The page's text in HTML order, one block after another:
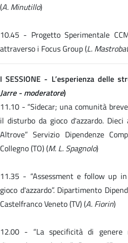
(A. Minutillo)
10.45 - Progetto Sperimentale
attraverso i Focus Group (L.
I SESSIONE - L’esperienza delle
Jarre - moderatore)
11.10 - “Sidecar; una comunità
il disturbo da gioco d'azzardo. Dieci
Altrove” Servizio Dipendenze
Collegno (TO) (M. L. Spagnolo)
11.35 - “Assessment e follow up
gioco d'azzardo”. Dipartimento
Castelfranco Veneto (TV) (A. Fiorin)
12.00 - “La specificità di